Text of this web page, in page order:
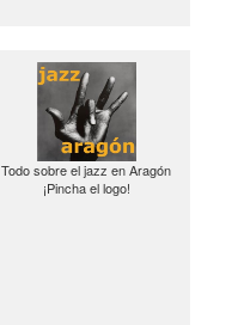
Todo sobre el jazz en Aragón
¡Pincha el logo!